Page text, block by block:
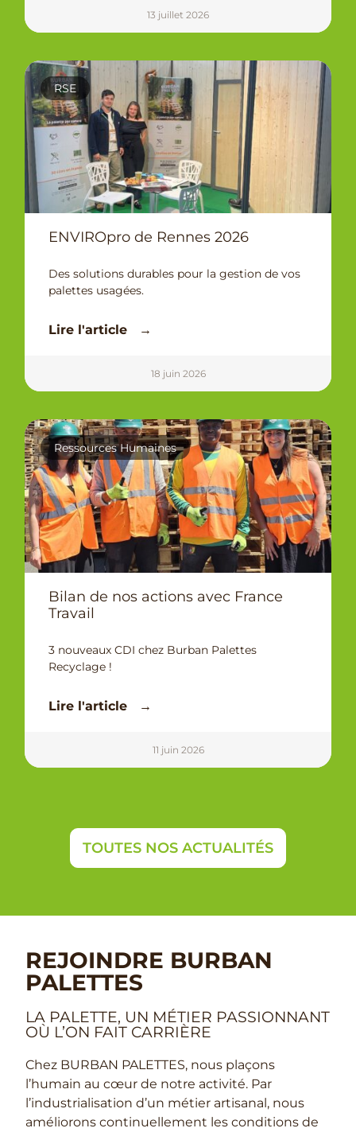
13 juillet 2026
RSE
ENVIROpro de Rennes 2026
Des solutions durables pour la gestion de vos
palettes usagées.
Lire l'article
18 juin 2026
Ressources Humaines
Bilan de nos actions avec France
Travail
3 nouveaux CDI chez Burban Palettes
Recyclage !
Lire l'article
11 juin 2026
TOUTES NOS ACTUALITÉS
REJOINDRE BURBAN
PALETTES
LA PALETTE, UN MÉTIER PASSIONNANT
OÙ L’ON FAIT CARRIÈRE
Chez BURBAN PALETTES, nous plaçons
l’humain au cœur de notre activité. Par
l’industrialisation d’un métier artisanal, nous
améliorons continuellement les conditions de